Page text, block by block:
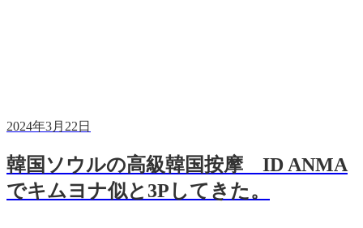
2024年3月22日
韓国ソウルの高級韓国按摩 ID ANMA
でキムヨナ似と3Pしてきた。